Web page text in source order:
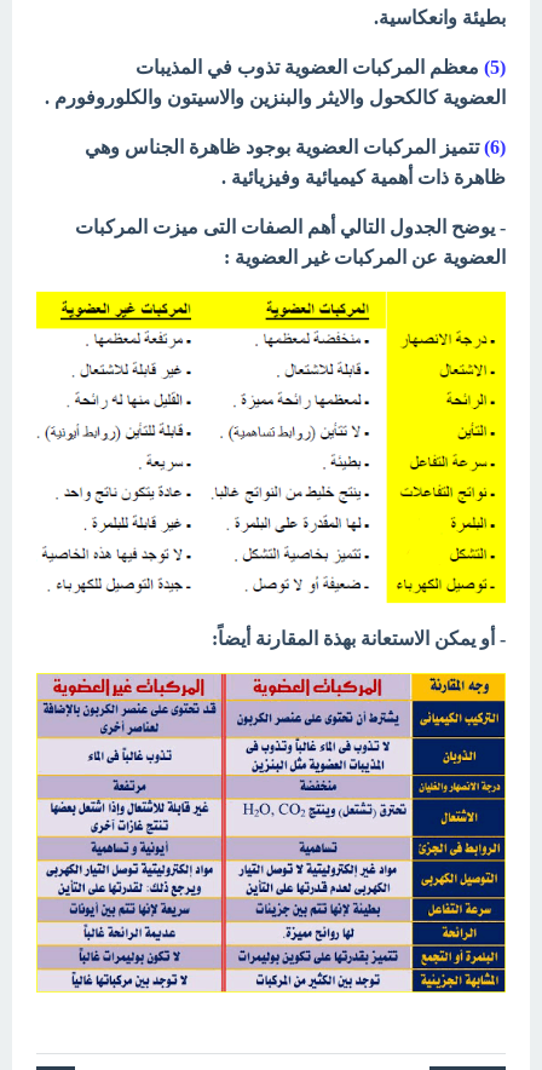
بطيئة وانعكاسية.
(5)
معظم المركبات العضوية تذوب في المذيبات
العضويةكالكحول والايثر والبنزين والاسيتون والكلوروفورم .
(6)
تتميز المركبات العضوية بوجود ظاهرة الجناس وهي
ظاهرة ذات أهمية كيميائية وفيزيائية .
- يوضح الجدول التالي أهم الصفات التى ميزت المركبات
العضوية عن المركبات غير العضوية :
- أو يمكن الاستعانة بهذة المقارنة أيضاً: